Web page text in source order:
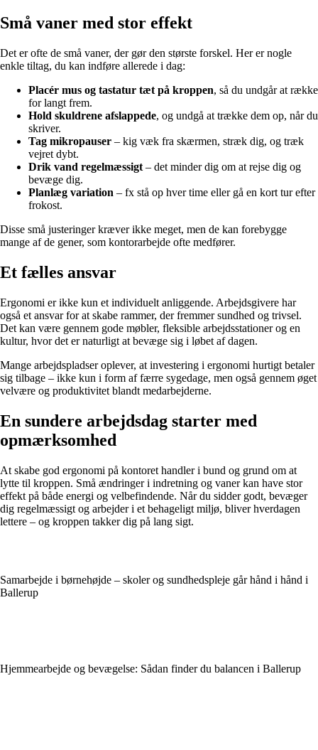
Små vaner med stor effekt
Det er ofte de små vaner, der gør den største forskel. Her er nogle
enkle tiltag, du kan indføre allerede i dag:
Placér mus og tastatur tæt på kroppen, så du undgår at række
for langt frem.
Hold skuldrene afslappede, og undgå at trække dem op, når du
skriver.
Tag mikropauser – kig væk fra skærmen, stræk dig, og træk
vejret dybt.
Drik vand regelmæssigt – det minder dig om at rejse dig og
bevæge dig.
Planlæg variation – fx stå op hver time eller gå en kort tur efter
frokost.
Disse små justeringer kræver ikke meget, men de kan forebygge
mange af de gener, som kontorarbejde ofte medfører.
Et fælles ansvar
Ergonomi er ikke kun et individuelt anliggende. Arbejdsgivere har
også et ansvar for at skabe rammer, der fremmer sundhed og trivsel.
Det kan være gennem gode møbler, fleksible arbejdsstationer og en
kultur, hvor det er naturligt at bevæge sig i løbet af dagen.
Mange arbejdspladser oplever, at investering i ergonomi hurtigt betaler
sig tilbage – ikke kun i form af færre sygedage, men også gennem øget
velvære og produktivitet blandt medarbejderne.
En sundere arbejdsdag starter med
opmærksomhed
At skabe god ergonomi på kontoret handler i bund og grund om at
lytte til kroppen. Små ændringer i indretning og vaner kan have stor
effekt på både energi og velbefindende. Når du sidder godt, bevæger
dig regelmæssigt og arbejder i et behageligt miljø, bliver hverdagen
lettere – og kroppen takker dig på lang sigt.
Samarbejde i børnehøjde – skoler og sundhedspleje går hånd i hånd i
Ballerup
Hjemmearbejde og bevægelse: Sådan finder du balancen i Ballerup